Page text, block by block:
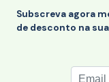
Subscreva agora
de desconto na